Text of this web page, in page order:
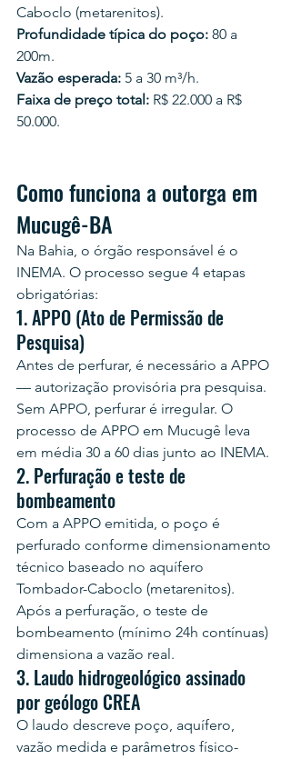
Caboclo (metarenitos).
Profundidade típica do poço: 80 a
200m.
Vazão esperada: 5 a 30 m³/h.
Faixa de preço total: R$ 22.000 a R$
50.000.
Como funciona a outorga em
Mucugê-BA
Na Bahia, o órgão responsável é o
INEMA. O processo segue 4 etapas
obrigatórias:
1. APPO (Ato de Permissão de
Pesquisa)
Antes de perfurar, é necessário a APPO
— autorização provisória pra pesquisa.
Sem APPO, perfurar é irregular. O
processo de APPO em Mucugê leva
em média 30 a 60 dias junto ao INEMA.
2. Perfuração e teste de
bombeamento
Com a APPO emitida, o poço é
perfurado conforme dimensionamento
técnico baseado no aquífero
Tombador-Caboclo (metarenitos).
Após a perfuração, o teste de
bombeamento (mínimo 24h contínuas)
dimensiona a vazão real.
3. Laudo hidrogeológico assinado
por geólogo CREA
O laudo descreve poço, aquífero,
vazão medida e parâmetros físico-